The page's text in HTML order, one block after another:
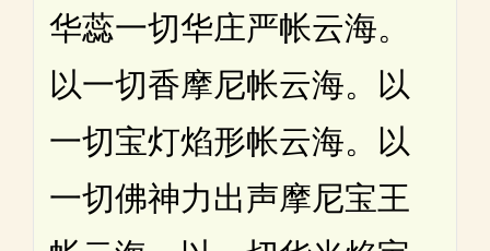
华蕊一切华庄严帐云海。
以一切香摩尼帐云海。以
一切宝灯焰形帐云海。以
一切佛神力出声摩尼宝王